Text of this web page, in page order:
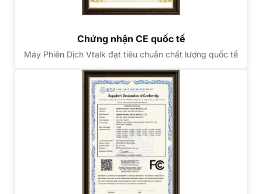
Chứng nhận CE quốc tế
Máy Phiên Dịch Vtalk đạt tiêu chuẩn chất lượng quốc tế